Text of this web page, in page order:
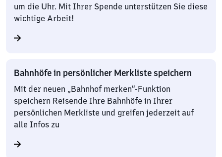
um die Uhr. Mit Ihrer Spende unterstützen Sie diese
wichtige Arbeit!
Bahnhöfe in persönlicher Merkliste speichern
Mit der neuen „Bahnhof merken“-Funktion
speichern Reisende Ihre Bahnhöfe in Ihrer
persönlichen Merkliste und greifen jederzeit auf
alle Infos zu